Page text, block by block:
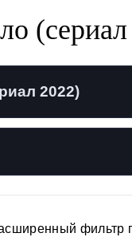
2022)
фильтр